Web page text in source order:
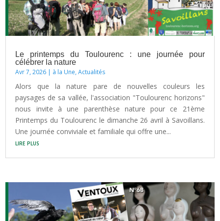
Le printemps du Toulourenc : une journée pour
célébrer la nature
Avr 7, 2026 | à la Une,Actualités
Alors que la nature pare de nouvelles couleurs les
paysages de sa vallée, l'association "Toulourenc horizons"
nous invite à une parenthèse nature pour ce 21ème
Printemps du Toulourenc le dimanche 26 avril à Savoillans.
Une journée conviviale et familiale qui offre une...
lire plus